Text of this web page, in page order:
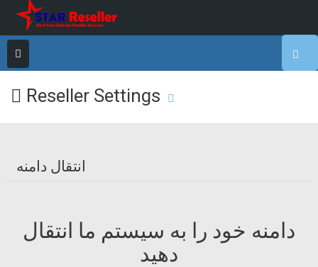
Reseller Settings
انتقال دامنه
دامنه خود را به سیستم ما انتقال
دهید